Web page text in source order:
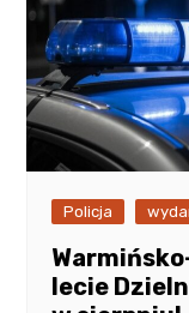
Policja
lecie